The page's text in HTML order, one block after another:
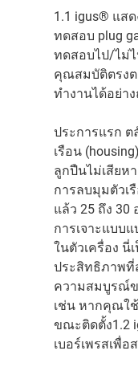
1.1 igus® แส
ทดสอบ plug
ทดสอบไป/ไม่
คุณสมบัติตรง
ทำงานได้อย่า
ประการแรก
เรือน
ลูกปืนไม่เสียห
การลบมุมตัวเ
แล้ว 25 ถึง
การเจาะแบบ
ในตัวเครื่อง นี่
ประสิทธิภาพที่
ความสมบูรณ์ข
เช่น หากคุณใ
ขณะติดตั้ง1.2
เบอร์เพรสเพื่